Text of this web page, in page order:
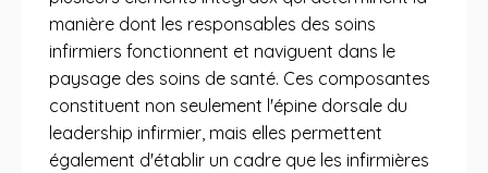
manière dont les responsables des soins
infirmiers fonctionnent et naviguent dans le
paysage des soins de santé. Ces composantes
constituent non seulement l'épine dorsale du
leadership infirmier, mais elles permettent
également d'établir un cadre que les infirmières